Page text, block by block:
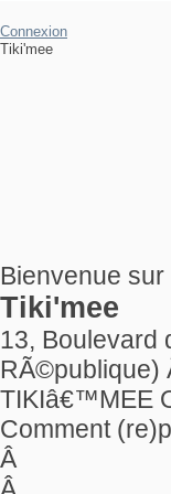
Connexion
Tiki'mee
Bienvenue
Tiki'mee
13, Boulevard
RÃ©publique)
TIKIâ€™MEE
Comment
Â